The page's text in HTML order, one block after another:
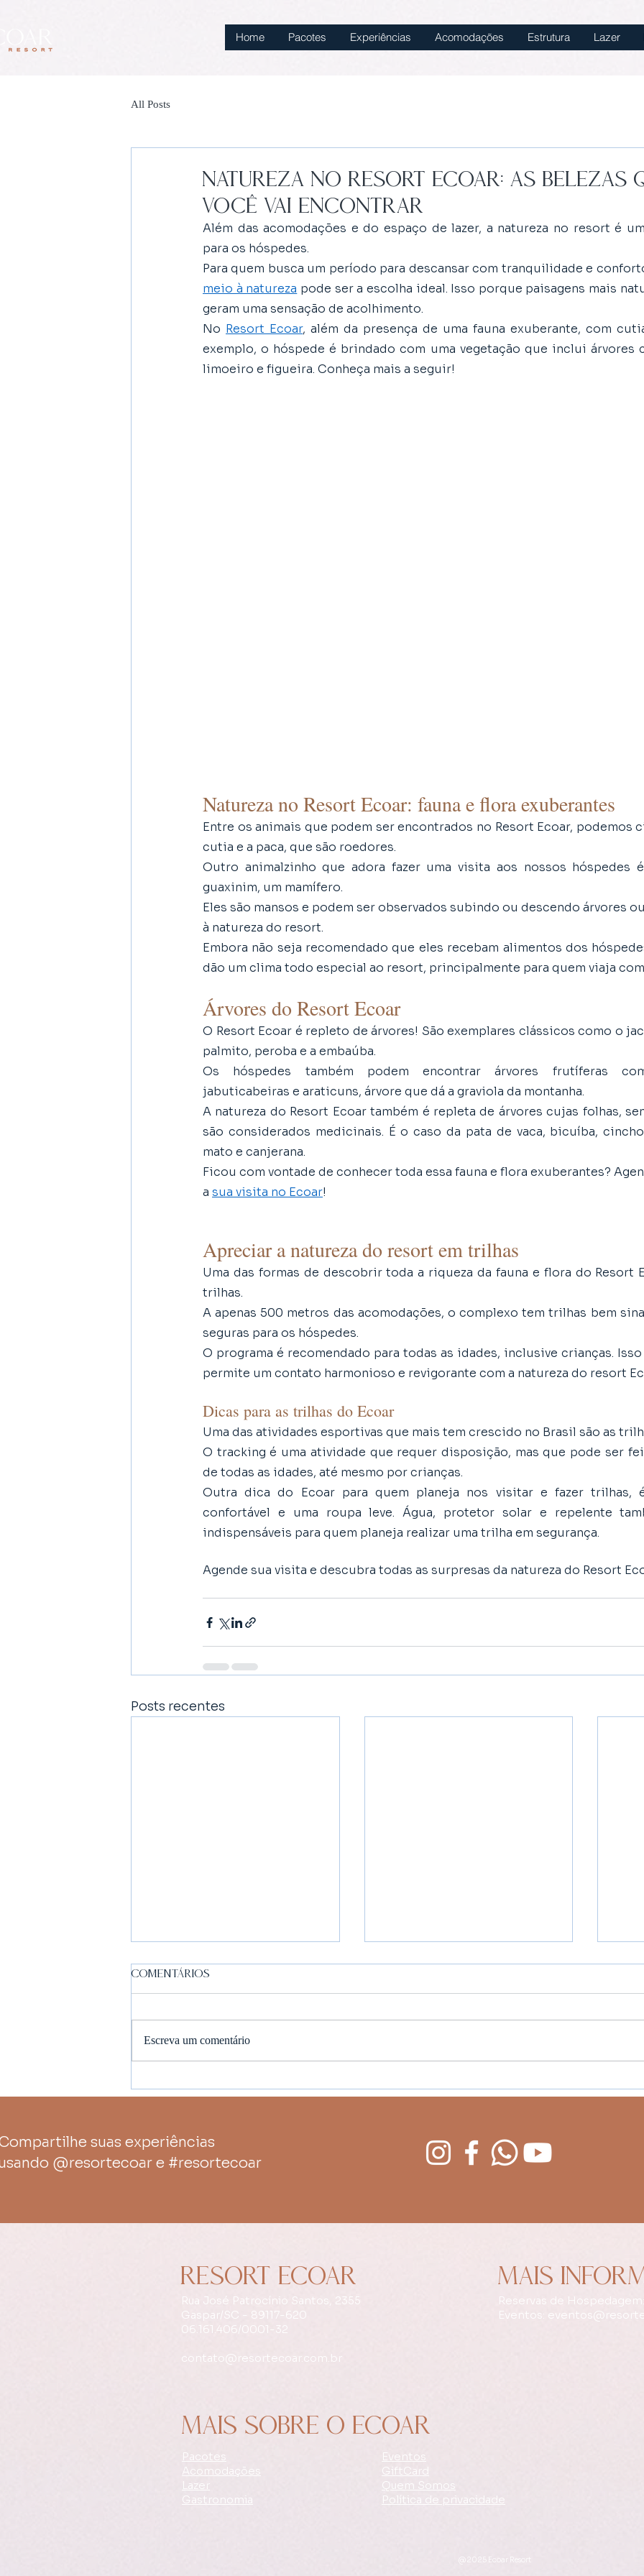
Home Pacotes Experiências Acomodações Estrutura Lazer
All Posts
Natureza no Resort Ecoar: as belezas
você vai encontrar
Além das acomodações e do espaço de lazer, a natureza no resort é
para os hóspedes.
Para quem busca um período para descansar com tranquilidade e
meio à natureza pode ser a escolha ideal. Isso porque paisagens mais
geram uma sensação de acolhimento.
No Resort Ecoar, além da presença de uma fauna exuberante, com
exemplo, o hóspede é brindado com uma vegetação que inclui árvores
limoeiro e figueira. Conheça mais a seguir!
Natureza no Resort Ecoar: fauna e flora exuberantes
Entre os animais que podem ser encontrados no Resort Ecoar, podemos
cutia e a paca, que são roedores.
Outro animalzinho que adora fazer uma visita aos nossos hóspedes
guaxinim, um mamífero.
Eles são mansos e podem ser observados subindo ou descendo árvores
à natureza do resort.
Embora não seja recomendado que eles recebam alimentos dos
dão um clima todo especial ao resort, principalmente para quem viaja
Árvores do Resort Ecoar
O Resort Ecoar é repleto de árvores! São exemplares clássicos como o
palmito, peroba e a embaúba.
Os hóspedes também podem encontrar árvores frutíferas
jabuticabeiras e araticuns, árvore que dá a graviola da montanha.
A natureza do Resort Ecoar também é repleta de árvores cujas folhas,
são considerados medicinais. É o caso da pata de vaca, bicuíba,
mato e canjerana.
Ficou com vontade de conhecer toda essa fauna e flora exuberantes?
a sua visita no Ecoar!
Apreciar a natureza do resort em trilhas
Uma das formas de descobrir toda a riqueza da fauna e flora do Resort
trilhas.
A apenas 500 metros das acomodações, o complexo tem trilhas bem
seguras para os hóspedes.
O programa é recomendado para todas as idades, inclusive crianças.
permite um contato harmonioso e revigorante com a natureza do resort
Dicas para as trilhas do Ecoar
Uma das atividades esportivas que mais tem crescido no Brasil são as
O tracking é uma atividade que requer disposição, mas que pode ser
de todas as idades, até mesmo por crianças.
Outra dica do Ecoar para quem planeja nos visitar e fazer trilhas,
confortável e uma roupa leve. Água, protetor solar e repelente
indispensáveis para quem planeja realizar uma trilha em segurança.
Agende sua visita e descubra todas as surpresas da natureza do Resort
Posts recentes
Europeu: o destino
memórias: por que
Comentários
Escreva um comentário
suas experiências
@resortecoar e #resortecoar
RESORT ECOAR
Rua José Patrocínio Santos, 2355
Gaspar/SC - 89117-620
​06.161.406/0001-32
contato@resortecoar.com.br
MAIS
Reservas de
Eventos:
mais sobre O ECOAR
Pacotes
Acomodações
Lazer
Gastronomia
Eventos
GiftCard
Quem Somos
Política de privacidade
@2025 Ecoar Resort